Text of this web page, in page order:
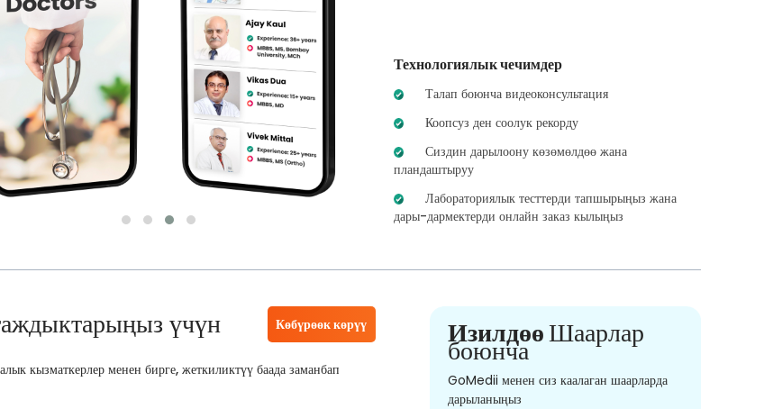
Технологиялык чечимдер
Талап боюнча видеоконсультация
Коопсуз ден соолук рекорду
Сиздин дарылоону көзөмөлдөө жана
пландаштыруу
Лабораториялык тесттерди тапшырыңыз жана
дары-дармектерди онлайн заказ кылыңыз
үчүн Көбүрөөк көрүү
кызматкерлер менен бирге, жеткиликтүү баада заманбап
ИзилдөөШаарлар
боюнча
GoMedii менен сиз каалаган шаарларда
дарыланыңыз